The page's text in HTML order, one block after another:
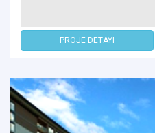
PROJE DETAYI